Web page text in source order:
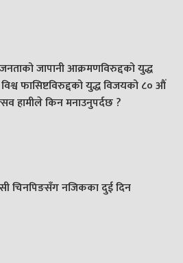
जापानी आक्रमणविरुद्दको युद्ध
फासिष्टविरुद्दको युद्ध विजयको ८० औं
हामीले किन मनाउनुपर्दछ ?
सी चिनपिङसँग नजिकका दुई दिन